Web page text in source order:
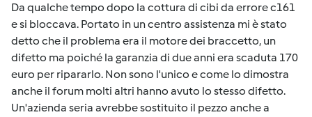
Da qualche tempo dopo la cottura di cibi da errore c161
e si bloccava. Portato in un centro assistenza mi è stato
detto che il problema era il motore dei braccetto, un
difetto ma poiché la garanzia di due anni era scaduta 170
euro per ripararlo. Non sono l'unico e come lo dimostra
anche il forum molti altri hanno avuto lo stesso difetto.
Un'azienda seria avrebbe sostituito il pezzo anche a